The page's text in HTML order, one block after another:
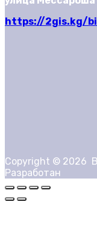
https://2gis.kg/
Copyright © 2026
Разработан